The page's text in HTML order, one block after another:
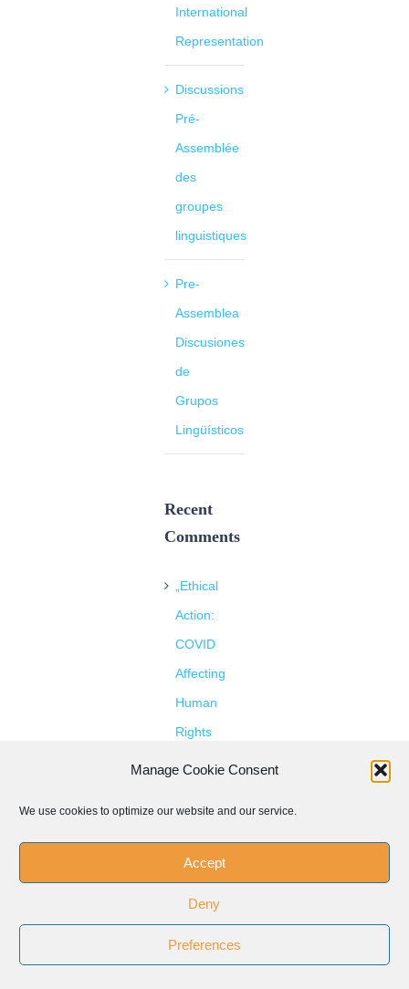
Manage Cookie Consent
We use cookies to optimize our website and our service.
Accept
Deny
Preferences
International
Representation
Discussions
Pré-
Assemblée
des
groupes
linguistiques
Pre-
Assemblea
Discusiones
de
Grupos
Lingüísticos
Recent
Comments
„Ethical
Action:
COVID
Affecting
Human
Rights
and
– KAVÖ
human
rights
(Siiaec)